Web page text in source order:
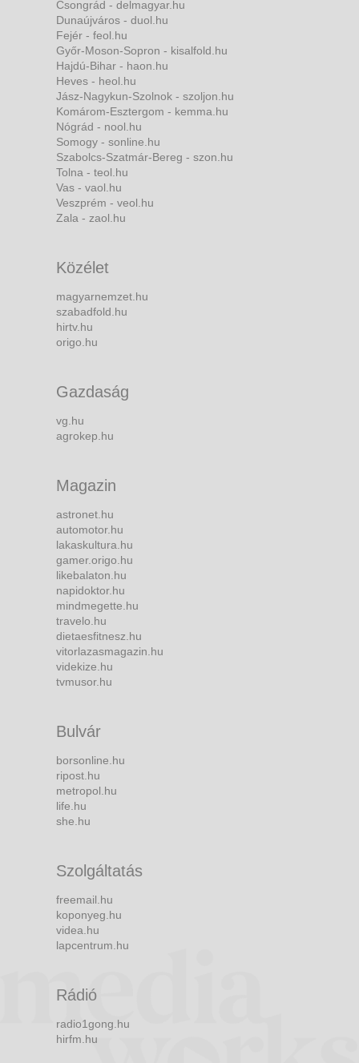
Csongrád - delmagyar.hu
Dunaújváros - duol.hu
Fejér - feol.hu
Győr-Moson-Sopron - kisalfold.hu
Hajdú-Bihar - haon.hu
Heves - heol.hu
Jász-Nagykun-Szolnok - szoljon.hu
Komárom-Esztergom - kemma.hu
Nógrád - nool.hu
Somogy - sonline.hu
Szabolcs-Szatmár-Bereg - szon.hu
Tolna - teol.hu
Vas - vaol.hu
Veszprém - veol.hu
Zala - zaol.hu
Közélet
magyarnemzet.hu
szabadfold.hu
hirtv.hu
origo.hu
Gazdaság
vg.hu
agrokep.hu
Magazin
astronet.hu
automotor.hu
lakaskultura.hu
gamer.origo.hu
likebalaton.hu
napidoktor.hu
mindmegette.hu
travelo.hu
dietaesfitnesz.hu
vitorlazasmagazin.hu
videkize.hu
tvmusor.hu
Bulvár
borsonline.hu
ripost.hu
metropol.hu
life.hu
she.hu
Szolgáltatás
freemail.hu
koponyeg.hu
videa.hu
lapcentrum.hu
Rádió
radio1gong.hu
hirfm.hu